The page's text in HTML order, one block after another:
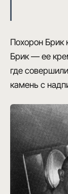
Похорон Брик
Брик — ее
где
камень с